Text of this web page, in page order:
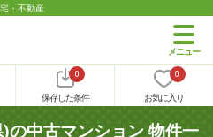
・不動産
0
保存した条件
0
お気に入り
の中古マンション 物件一